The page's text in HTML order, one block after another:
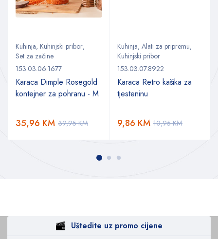
Kuhinja, Kuhinjski pribor,
Set za začine
153.03.06.1677
Karaca Dimple Rosegold
kontejner za pohranu - M
39,95KM
35,96 KM
Kuhinja, Alati za pripremu,
Kuhinjski pribor
153.03.07.8922
Karaca Retro kašika za
tjesteninu
10,95KM
9,86 KM
Uštedite uz promo cijene